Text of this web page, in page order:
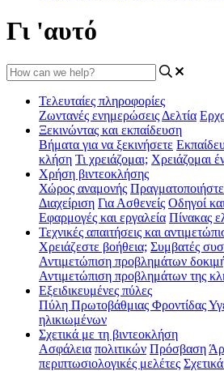
Γι 'αυτό
Τελευταίες πληροφορίες
Ζωντανές ενημερώσεις Δελτία
Ξεκινώντας και εκπαίδευση
Βήματα για να ξεκινήσετε
κλήση Τι χρειάζομαι; Χρειάζομαι
Χρήση βιντεοκλήσης
Χώρος αναμονής
Διαχείριση Για Ασθενείς Οδηγοί
Εφαρμογές και εργαλεία Πίνακας
Τεχνικές απαιτήσεις και
Χρειάζεστε βοήθεια; Συμβατές
Αντιμετώπιση προβλημάτων
Αντιμετώπιση προβλημάτων της
Εξειδικευμένες πύλες
Πύλη Πρωτοβάθμιας Φροντίδας
ηλικιωμένων
Σχετικά με τη βιντεοκλήση
Ασφάλεια πολιτικών Πρόσβαση
περιπτωσιολογικές μελέτες